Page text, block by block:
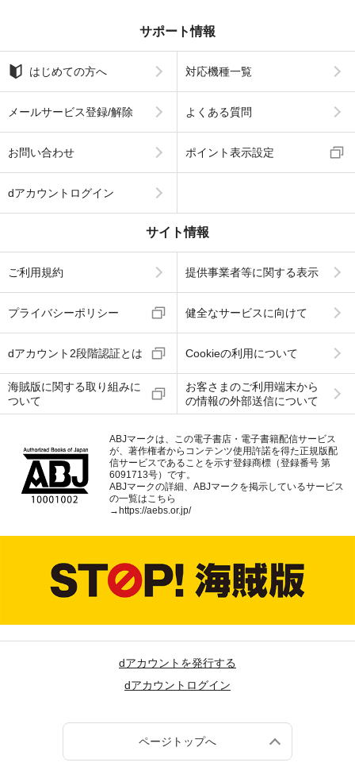
サポート情報
はじめての方へ 対応機種一覧
メールサービス登録/解除 よくある質問
お問い合わせ ポイント表示設定
dアカウントログイン
サイト情報
ご利用規約 提供事業者等に関する表示
プライバシーポリシー 健全なサービスに向けて
dアカウント2段階認証とは Cookieの利用について
海賊版に関する取り組みに
ついて
お客さまのご利用端末から
の情報の外部送信について
ABJマークは、この電子書店・電子書籍配信サービス
が、著作権者からコンテンツ使用許諾を得た正規版配
信サービスであることを示す登録商標（登録番号 第
6091713号）です。
ABJマークの詳細、ABJマークを掲示しているサービス
の一覧はこちら
→ https://aebs.or.jp/
dアカウントを発行する
dアカウントログイン
ページトップへ